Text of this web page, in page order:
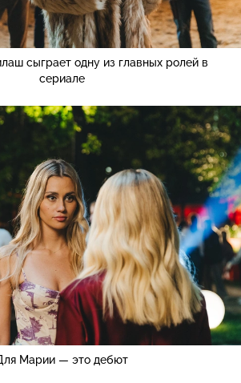
сыграет одну из главных ролей в
сериале
Марии — это дебют